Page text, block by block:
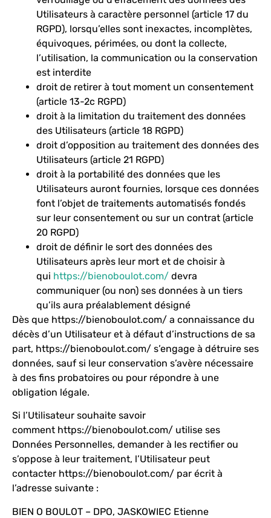
Utilisateurs à caractère personnel (article 17 du
RGPD), lorsqu’elles sont inexactes, incomplètes,
équivoques, périmées, ou dont la collecte,
l’utilisation, la communication ou la conservation
est interdite
droit de retirer à tout moment un consentement
(article 13-2c RGPD)
droit à la limitation du traitement des données
des Utilisateurs (article 18 RGPD)
droit d’opposition au traitement des données des
Utilisateurs (article 21 RGPD)
droit à la portabilité des données que les
Utilisateurs auront fournies, lorsque ces données
font l’objet de traitements automatisés fondés
sur leur consentement ou sur un contrat (article
20 RGPD)
droit de définir le sort des données des
Utilisateurs après leur mort et de choisir à
qui https://bienoboulot.com/ devra
communiquer (ou non) ses données à un tiers
qu’ils aura préalablement désigné
Dès que https://bienoboulot.com/ a connaissance du
décès d’un Utilisateur et à défaut d’instructions de sa
part, https://bienoboulot.com/ s’engage à détruire ses
données, sauf si leur conservation s’avère nécessaire
à des fins probatoires ou pour répondre à une
obligation légale.
Si l’Utilisateur souhaite savoir
comment https://bienoboulot.com/ utilise ses
Données Personnelles, demander à les rectifier ou
s’oppose à leur traitement, l’Utilisateur peut
contacter https://bienoboulot.com/ par écrit à
l’adresse suivante :
BIEN O BOULOT – DPO, JASKOWIEC Etienne